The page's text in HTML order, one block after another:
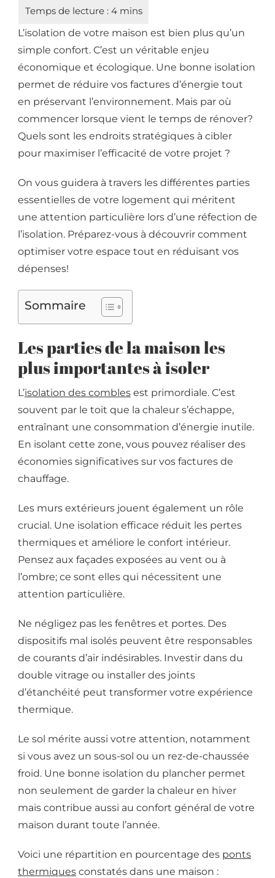
L’isolation de votre maison est bien plus qu’un
simple confort. C’est un véritable enjeu
économique et écologique. Une bonne isolation
permet de réduire vos factures d’énergie tout
en préservant l’environnement. Mais par où
commencer lorsque vient le temps de rénover?
Quels sont les endroits stratégiques à cibler
pour maximiser l’efficacité de votre projet ?
On vous guidera à travers les différentes parties
essentielles de votre logement qui méritent
une attention particulière lors d’une réfection de
l’isolation. Préparez-vous à découvrir comment
optimiser votre espace tout en réduisant vos
dépenses!
Sommaire
Les parties de la maison les
plus importantes à isoler
L’isolation des combles est primordiale. C’est
souvent par le toit que la chaleur s’échappe,
entraînant une consommation d’énergie inutile.
En isolant cette zone, vous pouvez réaliser des
économies significatives sur vos factures de
chauffage.
Les murs extérieurs jouent également un rôle
crucial. Une isolation efficace réduit les pertes
thermiques et améliore le confort intérieur.
Pensez aux façades exposées au vent ou à
l’ombre; ce sont elles qui nécessitent une
attention particulière.
Ne négligez pas les fenêtres et portes. Des
dispositifs mal isolés peuvent être responsables
de courants d’air indésirables. Investir dans du
double vitrage ou installer des joints
d’étanchéité peut transformer votre expérience
thermique.
Le sol mérite aussi votre attention, notamment
si vous avez un sous-sol ou un rez-de-chaussée
froid. Une bonne isolation du plancher permet
non seulement de garder la chaleur en hiver
mais contribue aussi au confort général de votre
maison durant toute l’année.
Voici une répartition en pourcentage des ponts
thermiques constatés dans une maison :